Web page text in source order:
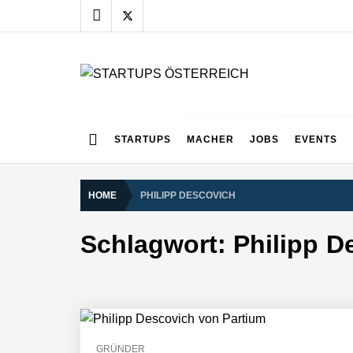
to
STARTUPS MACHER JOBS EVENTS
HOME PHILIPP DESCOVICH
Schlagwort: Philipp
GRÜNDER
Mazing im Employer Portrait
Tabuthema Schwitzen? Dieses
Fabian Rauch von Crqlar
Crqlar: Wie ein österreichisches